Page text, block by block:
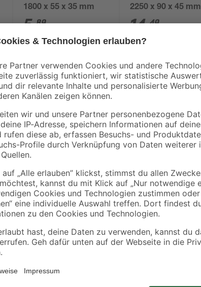
1800 x 55 x 35 mm
5,89
3,27 € / Meter
2250 x 90 x 45 mm
14,49
6,44 € / Meter